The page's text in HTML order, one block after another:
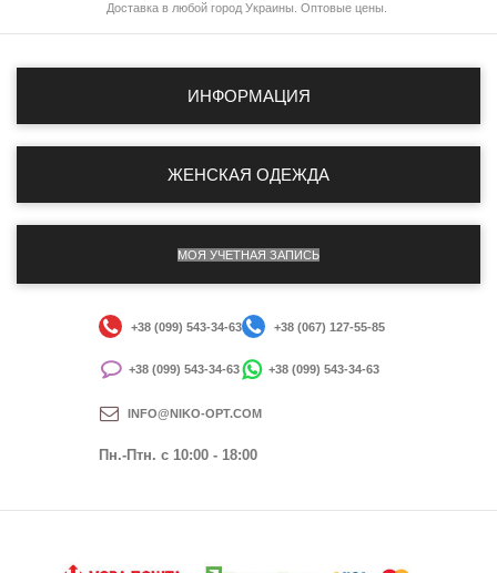
Доставка в любой город Украины. Оптовые цены.
ИНФОРМАЦИЯ
ЖЕНСКАЯ ОДЕЖДА
МОЯ УЧЕТНАЯ ЗАПИСЬ
+38 (099) 543-34-63 +38 (067) 127-55-85
+38 (099) 543-34-63 +38 (099) 543-34-63
INFO@NIKO-OPT.COM
Пн.-Птн. c 10:00 - 18:00